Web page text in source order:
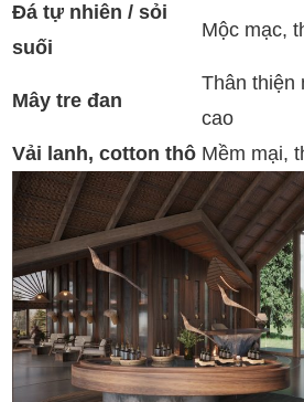
Đá tự nhiên / sỏi
suối
Mộc mạc,
Mây tre đan
Thân thiện
cao
Vải lanh, cotton thô Mềm mại,